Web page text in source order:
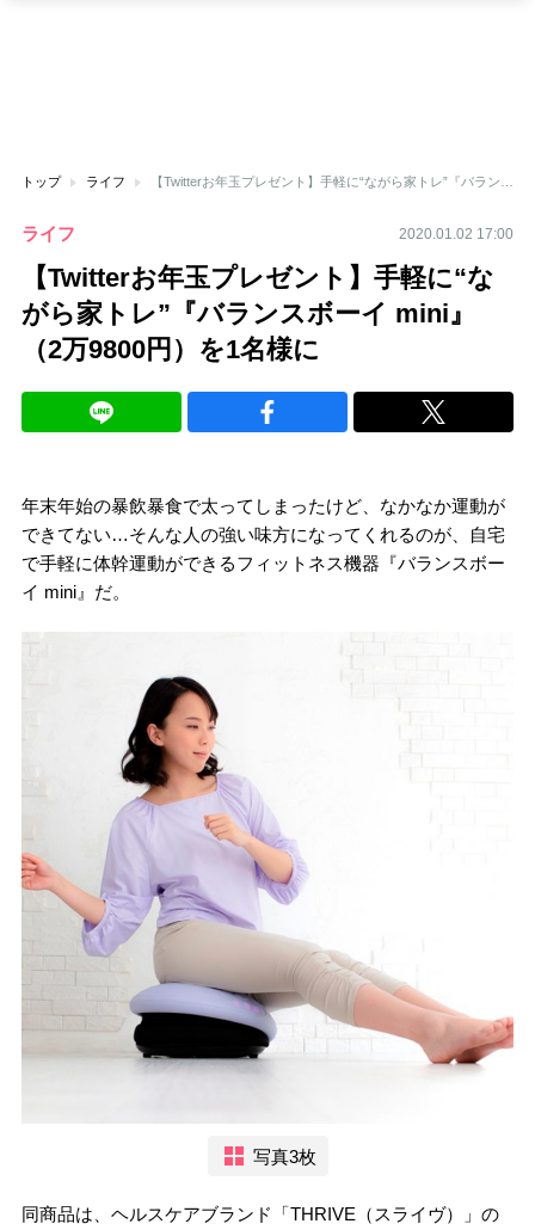
トップ ライフ
ライフ 2020.01.02 17:00
【Twitterお年玉プレゼント】手軽に“な
がら家トレ”『バランスボーイ mini』
（2万9800円）を1名様に
年末年始の暴飲暴食で太ってしまったけど、なかなか運動が
できてない…そんな人の強い味方になってくれるのが、自宅
で手軽に体幹運動ができるフィットネス機器『バランスボー
イ mini』だ。
写真3枚
同商品は、ヘルスケアブランド「THRIVE（スライヴ）」の